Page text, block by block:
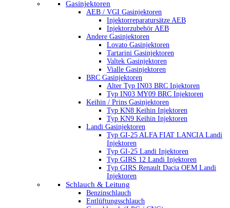
Gasinjektoren
AEB / VGI Gasinjektoren
Injektorreparatursätze AEB
Injektorzubehör AEB
Andere Gasinjektoren
Lovato Gasinjektoren
Tartarini Gasinjektoren
Valtek Gasinjektoren
Vialle Gasinjektoren
BRC Gasinjektoren
Alter Typ IN03 BRC Injektoren
Typ IN03 MY09 BRC Injektoren
Keihin / Prins Gasinjektoren
Typ KN8 Keihin Injektoren
Typ KN9 Keihin Injektoren
Landi Gasinjektoren
Typ GI-25 ALFA FIAT LANCIA Landi
Injektoren
Typ GI-25 Landi Injektoren
Typ GIRS 12 Landi Injektoren
Typ GIRS Renault Dacia OEM Landi
Injektoren
Schlauch & Leitung
Benzinschlauch
Entlüftungsschlauch